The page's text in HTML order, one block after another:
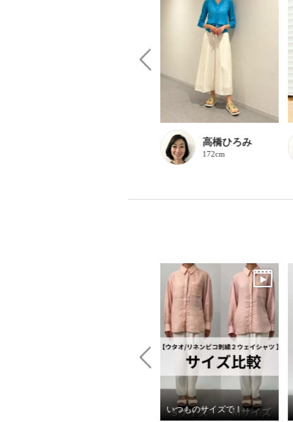
高橋ひろみ
172cm
いつものサイズで！